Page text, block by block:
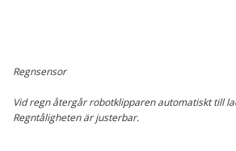
Regnsensor
Vid regn återgår robotklipparen automatiskt till
Regntåligheten är justerbar.